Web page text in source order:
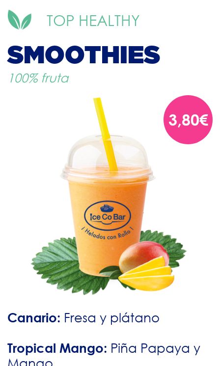
TOP HEALTHY
SMOOTHIES
100% fruta
3,80€
Canario: Fresa y plátano
Tropical Mango: Piña Papaya y
Mango